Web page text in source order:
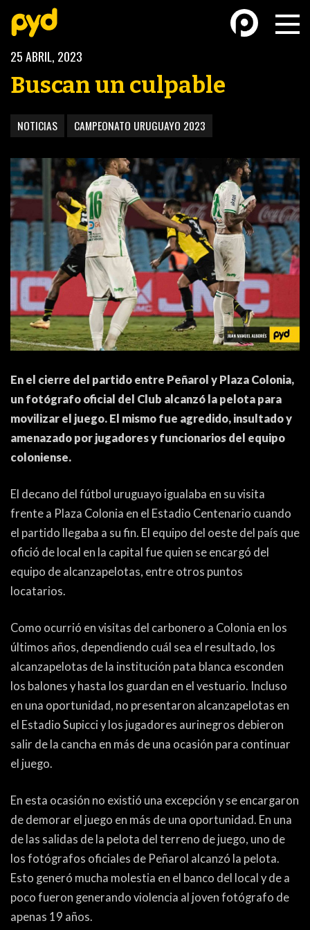
FUTSAL FUTSAL FEMENINO
ACTUALIDAD
3ERA DIVISIÓN
FORMATIVAS
PARTIDOS
CONTENIDOS
ELECCIONES
ENTREVISTAS
TRIBUNA
PYD RADIO
PEÑAS
ENCUESTAS
EDITORIALES
OTROS DEPORTES
ATLETISMO
HANDBALL
FÚTBOL PLAYA
FORO
25 ABRIL, 2023
Buscan un culpable
NOTICIAS CAMPEONATO URUGUAYO 2023
En el cierre del partido entre Peñarol y Plaza Colonia,
un fotógrafo oficial del Club alcanzó la pelota para
movilizar el juego. El mismo fue agredido, insultado y
amenazado por jugadores y funcionarios del equipo
coloniense.
El decano del fútbol uruguayo igualaba en su visita
frente a Plaza Colonia en el Estadio Centenario cuando
el partido llegaba a su fin. El equipo del oeste del país que
ofició de local en la capital fue quien se encargó del
equipo de alcanzapelotas, entre otros puntos
locatarios.
Como ocurrió en visitas del carbonero a Colonia en los
últimos años, dependiendo cuál sea el resultado, los
alcanzapelotas de la institución pata blanca esconden
los balones y hasta los guardan en el vestuario. Incluso
en una oportunidad, no presentaron alcanzapelotas en
el Estadio Supicci y los jugadores aurinegros debieron
salir de la cancha en más de una ocasión para continuar
el juego.
En esta ocasión no existió una excepción y se encargaron
de demorar el juego en más de una oportunidad. En una
de las salidas de la pelota del terreno de juego, uno de
los fotógrafos oficiales de Peñarol alcanzó la pelota.
Esto generó mucha molestia en el banco del local y de a
poco fueron generando violencia al joven fotógrafo de
apenas 19 años.